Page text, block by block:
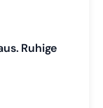
Ruhige